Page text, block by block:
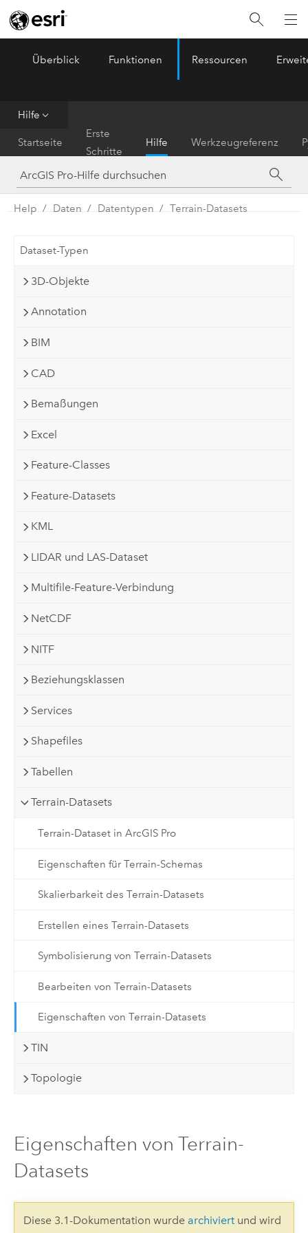
ArcGIS Pro
Überblick Funktionen Ressourcen
Hilfe
Startseite
Erste
Schritte
Hilfe Werkzeugreferenz
Help Daten Datentypen Terrain-Datasets
Dataset-Typen
3D-Objekte
Annotation
BIM
CAD
Bemaßungen
Excel
Feature-Classes
Feature-Datasets
KML
LIDAR und LAS-Dataset
Multifile-Feature-Verbindung
NetCDF
NITF
Beziehungsklassen
Services
Shapefiles
Tabellen
Terrain-Datasets
Terrain-Dataset in ArcGIS Pro
Eigenschaften für Terrain-Schemas
Skalierbarkeit des Terrain-Datasets
Erstellen eines Terrain-Datasets
Symbolisierung von Terrain-Datasets
Bearbeiten von Terrain-Datasets
Eigenschaften von Terrain-Datasets
TIN
Topologie
Eigenschaften von Terrain-
Datasets
Diese 3.1-Dokumentation wurde archiviertund wird